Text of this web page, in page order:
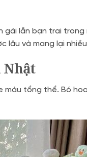
gái lẫn bạn trai
và mang lại
Nhật
màu tổng thể. Bó